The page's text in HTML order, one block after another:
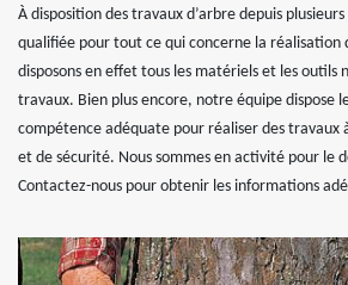
À disposition des travaux d’arbre depuis
qualifiée pour tout ce qui concerne la réalisation
disposons en effet tous les matériels et les outils
travaux. Bien plus encore, notre équipe dispose
compétence adéquate pour réaliser des travaux
et de sécurité. Nous sommes en activité pour le
Contactez-nous pour obtenir les informations